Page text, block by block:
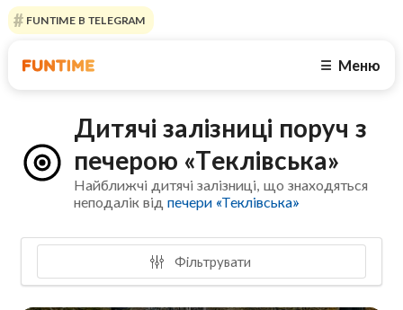
FUNTIME В TELEGRAM
☰ Меню
Дитячі залізниці поруч з
печерою «Теклівська»
Найближчі дитячі залізниці, що знаходяться
неподалік відпечери «Теклівська»
Фільтрувати